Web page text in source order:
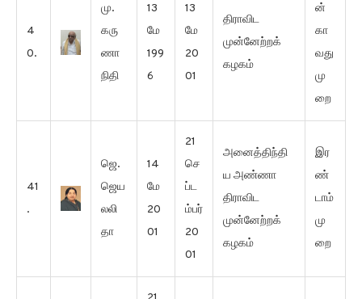
4
0.
மு.
கரு
ணா
நிதி
13
மே
199
6
13
மே
20
01
திராவிட
முன்னேற்றக்
கழகம்
ன்
கா
வது
மு
றை
41
.
ஜெ.
ஜெய
லலி
தா
14
மே
20
01
21
செ
ப்ட
ம்பர்
20
01
அனைத்திந்தி
ய அண்ணா
திராவிட
முன்னேற்றக்
கழகம்
இர
ண்
டாம்
மு
றை